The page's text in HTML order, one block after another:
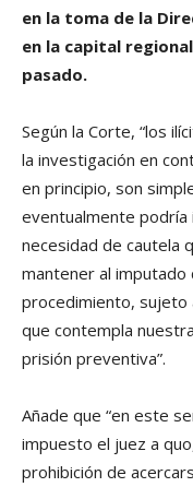
en la toma de la
en la capital
pasado.
Según la Corte, “los
la investigación en
en principio, son
eventualmente
necesidad de cautela
mantener al imputado
procedimiento, sujeto
que contempla
prisión preventiva”.
Añade que “en este
impuesto el juez a
prohibición de